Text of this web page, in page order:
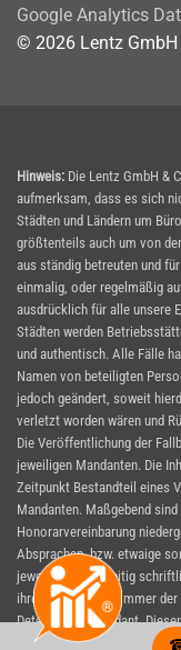
Google Analytics
© 2026 Lentz GmbH
Hinweis: Die Lentz GmbH &
aufmerksam, dass es sich
Städten und Ländern um
größtenteils auch um von
aus ständig betreuten und
einmalig, oder regelmäßig
ausdrücklich für alle unsere
Städten werden
und authentisch. Alle Fälle
Namen von beteiligten
jedoch geändert, soweit
verletzt worden wären und
Die Veröffentlichung der
jeweiligen Mandanten. Die
Zeitpunkt Bestandteil eines
Mandanten. Maßgebend
Honorarvereinbarung
Absprachen, bzw. etwaige
jeweils wechselseitig
ihrer Wirksamkeit immer
Detektei und Mandant.
Webauftrittes zu verstehen